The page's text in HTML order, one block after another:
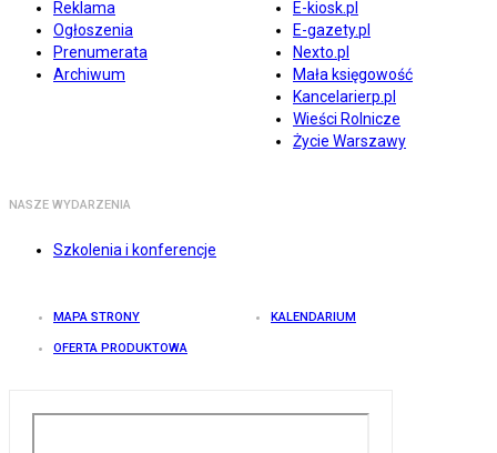
Reklama
Ogłoszenia
Prenumerata
Archiwum
E-kiosk.pl
E-gazety.pl
Nexto.pl
Mała księgowość
Kancelarierp.pl
Wieści Rolnicze
Życie Warszawy
NASZE WYDARZENIA
Szkolenia i konferencje
MAPA STRONY KALENDARIUM
OFERTA PRODUKTOWA